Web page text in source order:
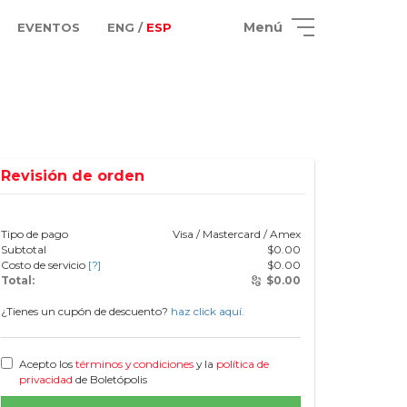
EVENTOS ENG / ESP Menú
Revisión de orden
Tipo de pago
Visa / Mastercard / Amex
Subtotal
$0.00
Costo de servicio [?] $0.00
Total:
$0.00
¿Tienes un cupón de descuento? haz click aquí.
Acepto los términos y condiciones y la política de
privacidad de Boletópolis